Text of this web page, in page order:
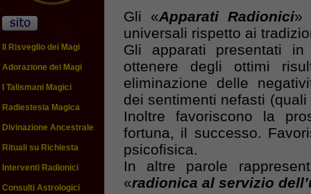
Il Risveglio dei Magi
Adorazione dei Magi
I Talismani Magici
Radiestesia Magica
Divinazione Ancestrale
Rituali su Richiesta
Interventi Radionici
Consulti Astrologici
Gli «Apparati Radionici»
universali rispetto ai
Gli apparati presentati
ottenere degli ottimi
eliminazione delle
dei sentimenti nefasti
Inoltre favoriscono la
fortuna, il successo.
psicofisica.
In altre parole
«radionica al servizio